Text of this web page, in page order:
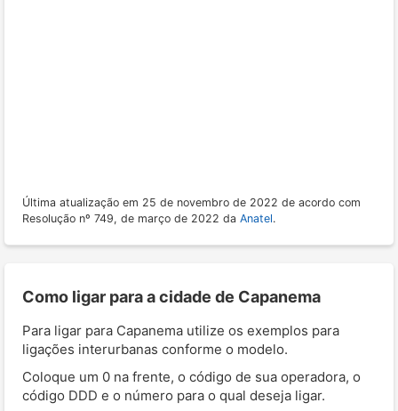
Última atualização em 25 de novembro de 2022 de acordo com
Resolução nº 749, de março de 2022 da Anatel.
Como ligar para a cidade de Capanema
Para ligar para Capanema utilize os exemplos para
ligações interurbanas conforme o modelo.
Coloque um 0 na frente, o código de sua operadora, o
código DDD e o número para o qual deseja ligar.